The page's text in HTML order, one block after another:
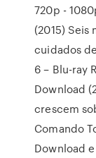
720p -
(2015) Seis
cuidados
6 – Blu-ray
Download
crescem
Comando
Download